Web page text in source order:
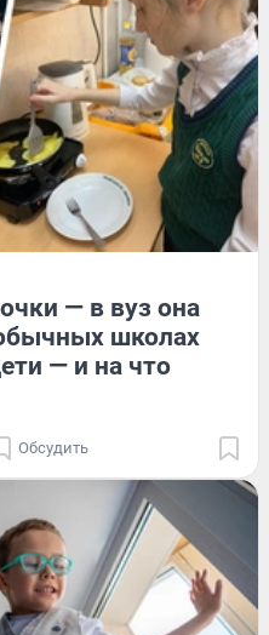
— в вуз она
школах
— и на что
Обсудить